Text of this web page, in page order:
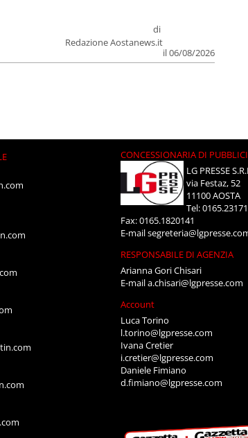
di
Redazione Aostanews.it
il 06/08/2026
CONCESSIONARIA DI
LG PRESSE
via Festaz, 52
11100 AOSTA
Tel:
Fax: 0165.1820141
E-mail
RESPONSABILE DI AGENZIA
Arianna Gori Chisari
E-maila.chisari@lgpresse.com
Account
Luca Torino
l.torino@lgpresse.com
Ivana Cretier
i.cretier@lgpresse.com
Daniele Fimiano
d.fimiano@lgpresse.com